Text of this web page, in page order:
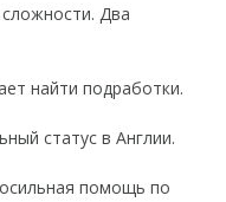
Два
найти подработки.
статус в Англии.
помощь по